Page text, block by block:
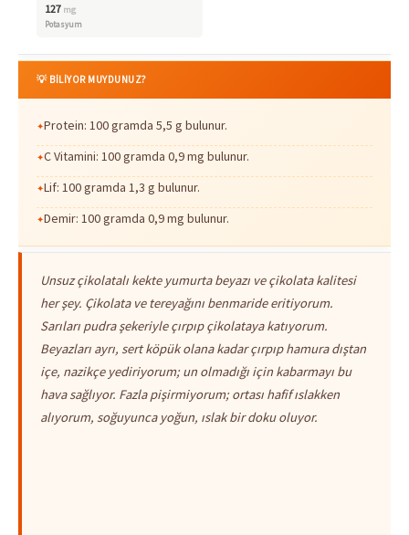
127 mg
Potasyum
💡 BİLİYOR MUYDUNUZ?
Protein: 100 gramda 5,5 g bulunur.
C Vitamini: 100 gramda 0,9 mg bulunur.
Lif: 100 gramda 1,3 g bulunur.
Demir: 100 gramda 0,9 mg bulunur.
Unsuz çikolatalı kekte yumurta beyazı ve çikolata kalitesi
her şey. Çikolata ve tereyağını benmaride eritiyorum.
Sarıları pudra şekeriyle çırpıp çikolataya katıyorum.
Beyazları ayrı, sert köpük olana kadar çırpıp hamura dıştan
içe, nazikçe yediriyorum; un olmadığı için kabarmayı bu
hava sağlıyor. Fazla pişirmiyorum; ortası hafif ıslakken
alıyorum, soğuyunca yoğun, ıslak bir doku oluyor.